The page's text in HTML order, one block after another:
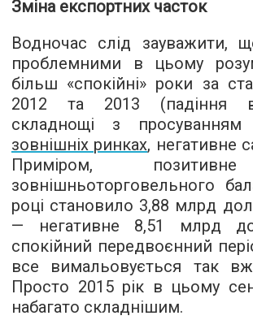
Зміна експортних часток
Водночас слід зауважити,
проблемними в цьому
більш «спокійні» роки за
2012 та 2013 (падіння
складнощі з просуванням
зовнішніх ринках, негативне
Приміром,
зовнішньоторговельного
році становило 3,88 млрд
— негативне 8,51 млрд
спокійний передвоєнний
все вимальовується так
Просто 2015 рік в цьому
набагато складнішим.